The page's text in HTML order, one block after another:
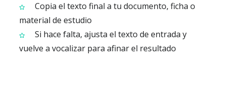
Copia el texto final a tu documento, ficha o
material de estudio
Si hace falta, ajusta el texto de entrada y
vuelve a vocalizar para afinar el resultado